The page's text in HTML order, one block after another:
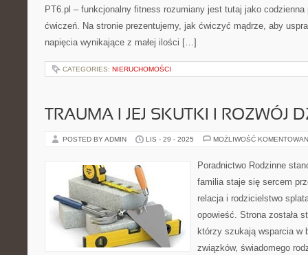
PT6.pl – funkcjonalny fitness rozumiany jest tutaj jako
ćwiczeń. Na stronie prezentujemy, jak ćwiczyć mądrze, aby
napięcia wynikające z małej ilości […]
CATEGORIES: NIERUCHOMOŚCI
TRAUMA I JEJ SKUTKI I ROZWÓJ
POSTED BY ADMIN LIS - 29 - 2025 MOŻLIWOŚĆ
Poradnictwo Rodzinne
familia staje się sercem
relacja i rodzicielstwo
opowieść. Strona została
którzy szukają wsparcia w
związków, świadomego